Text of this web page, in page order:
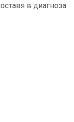
в диагноза